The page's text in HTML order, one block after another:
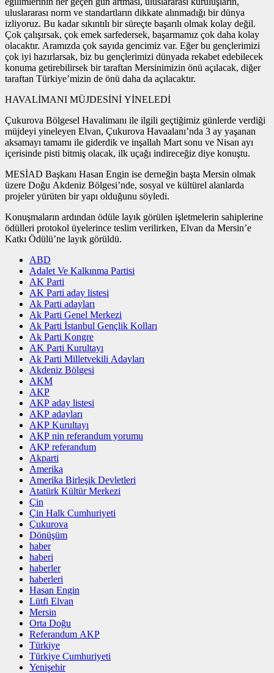
uluslararası norm ve standartların dikkate alınmadığı bir dünya
izliyoruz. Bu kadar sıkıntılı bir süreçte başarılı olmak kolay değil.
Çok çalışırsak, çok emek sarfedersek, başarmamız çok daha kolay
olacaktır. Aramızda çok sayıda gencimiz var. Eğer bu gençlerimizi
çok iyi hazırlarsak, biz bu gençlerimizi dünyada rekabet edebilecek
konuma getirebilirsek bir taraftan Mersinimizin önü açılacak, diğer
taraftan Türkiye’mizin de önü daha da açılacaktır.
HAVALİMANI MÜJDESİNİ YİNELEDİ
Çukurova Bölgesel Havalimanı ile ilgili geçtiğimiz günlerde verdiği
müjdeyi yineleyen Elvan, Çukurova Havaalanı’nda 3 ay yaşanan
aksamayı tamamı ile giderdik ve inşallah Mart sonu ve Nisan ayı
içerisinde pisti bitmiş olacak, ilk uçağı indireceğiz diye konuştu.
MESİAD Başkanı Hasan Engin ise derneğin başta Mersin olmak
üzere Doğu Akdeniz Bölgesi’nde, sosyal ve kültürel alanlarda
projeler yürüten bir yapı olduğunu söyledi.
Konuşmaların ardından ödüle layık görülen işletmelerin sahiplerine
ödülleri protokol üyelerince teslim verilirken, Elvan da Mersin’e
Katkı Ödülü’ne layık görüldü.
ABD
Adalet Ve Kalkınma Partisi
AK Parti
AK Parti aday listesi
Ak Parti adayları
Ak Parti Genel Merkezi
Ak Parti İstanbul Gençlik Kolları
Ak Parti Kongre
AK Parti Kurultayı
Ak Parti Milletvekili Adayları
Akdeniz Bölgesi
AKM
AKP
AKP aday listesi
AKP adayları
AKP Kurultayı
AKP nin referandum yorumu
AKP referandum
Akparti
Amerika
Amerika Birleşik Devletleri
Atatürk Kültür Merkezi
Çin
Çin Halk Cumhuriyeti
Çukurova
Dönüşüm
haber
haberi
haberler
haberleri
Hasan Engin
Lütfi Elvan
Mersin
Orta Doğu
Referandum AKP
Türkiye
Türkiye Cumhuriyeti
Yenişehir